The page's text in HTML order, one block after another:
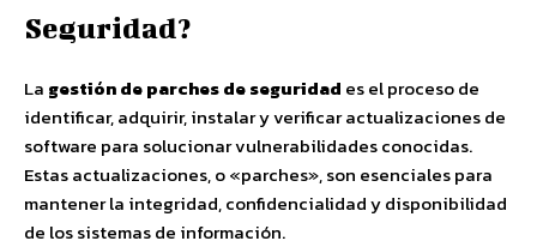
Seguridad?
La gestión de parches de seguridad es el proceso de
identificar, adquirir, instalar y verificar actualizaciones de
software para solucionar vulnerabilidades conocidas.
Estas actualizaciones, o «parches», son esenciales para
mantener la integridad, confidencialidad y disponibilidad
de los sistemas de información.